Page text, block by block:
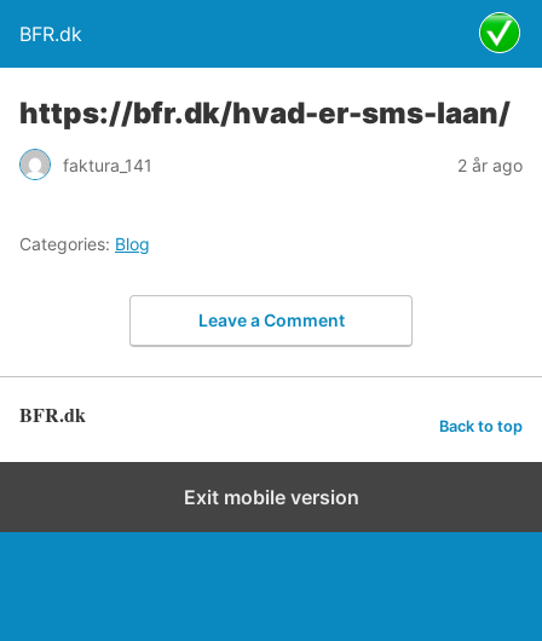
BFR.dk
https://bfr.dk/hvad-er-sms-laan/
faktura_141 2 år ago
Categories: Blog
Leave a Comment
BFR.dk Back to top
Exit mobile version